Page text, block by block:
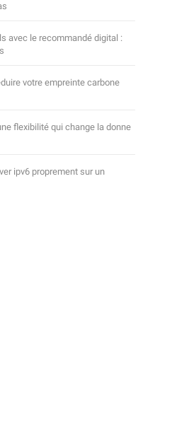
avec le recommandé digital :
votre empreinte carbone
flexibilité qui change la donne
ipv6 proprement sur un